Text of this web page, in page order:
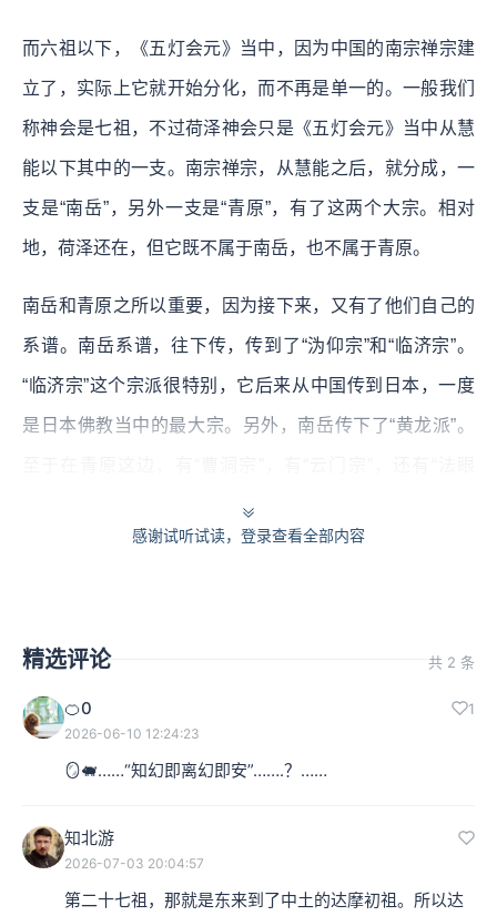
而六祖以下，《五灯会元》当中，因为中国的南宗禅宗建
立了，实际上它就开始分化，而不再是单一的。一般我们
称神会是七祖，不过荷泽神会只是《五灯会元》当中从慧
能以下其中的一支。南宗禅宗，从慧能之后，就分成，一
支是“南岳”，另外一支是“青原”，有了这两个大宗。相对
地，荷泽还在，但它既不属于南岳，也不属于青原。
南岳和青原之所以重要，因为接下来，又有了他们自己的
系谱。南岳系谱，往下传，传到了“沩仰宗”和“临济宗”。
“临济宗”这个宗派很特别，它后来从中国传到日本，一度
是日本佛教当中的最大宗。另外，南岳传下了“黄龙派”。
来历，有重要的禅师，最后统统都收录在《五灯会元》当
清楚的系谱；但不是的，禅宗的系谱到后来也非常复杂，
又分歧出不同的宗派。
本集编辑：予周、小蒲
感谢试听试读，登录查看全部内容
精选评论 共 2 条
🍊0 1
2026-06-10 12:24:23
🪞🐖……“知幻即离幻即安”…….？……
知北游
2026-07-03 20:04:57
第二十七祖，那就是东来到了中土的达摩初祖。所以达